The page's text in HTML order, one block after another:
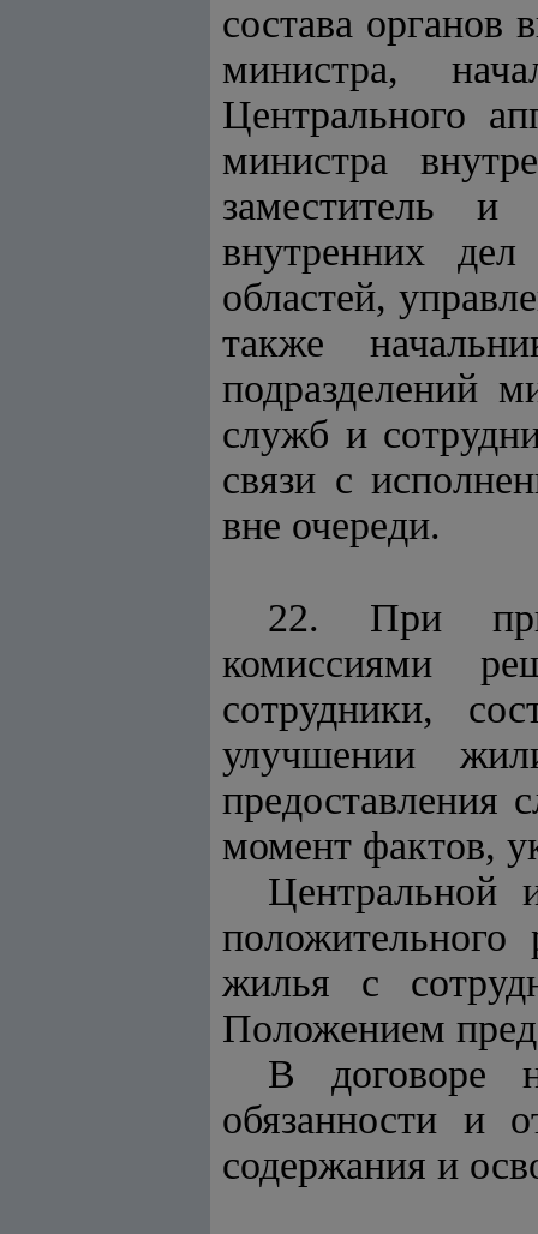
состава органов
министра,
Центрального
министра
заместитель и
внутренних
областей,
также
подразделений
служб и
связи с
вне очереди.
22. При
комиссиями
сотрудники,
улучшении
предоставления
момент фактов,
Центральной
положительного
жилья с
Положением
В договоре
обязанности и
содержания и